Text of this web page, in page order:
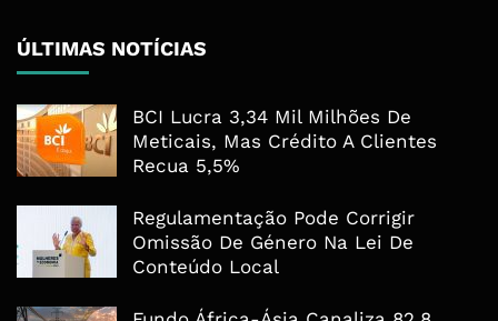
ÚLTIMAS NOTÍCIAS
BCI Lucra 3,34 Mil Milhões De
Meticais, Mas Crédito A Clientes
Recua 5,5%
Regulamentação Pode Corrigir
Omissão De Género Na Lei De
Conteúdo Local